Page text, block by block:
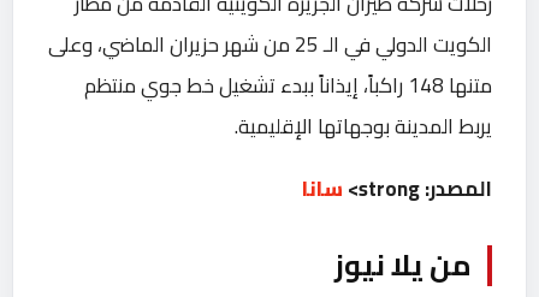
الكويت الدولي في الـ 25 من شهر حزيران الماضي، وعلى
متنها 148 راكباً، إيذاناً ببدء تشغيل خط جوي ‌‏‌‏منتظم
يربط المدينة بوجهاتها الإقليمية.
المصدر: strong>
سانا
من يلا نيوز